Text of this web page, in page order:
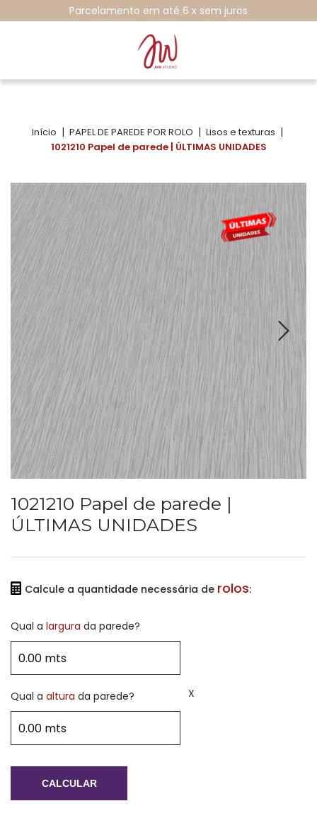
Parcelamento em até 6 x sem juros
Início | PAPEL DE PAREDE POR ROLO | Lisos e texturas |
1021210 Papel de parede | ÚLTIMAS UNIDADES
1021210 Papel de parede |
ÚLTIMAS UNIDADES
Calcule a quantidade necessária de rolos:
Qual a largura da parede?
X
Qual a altura da parede?
CALCULAR